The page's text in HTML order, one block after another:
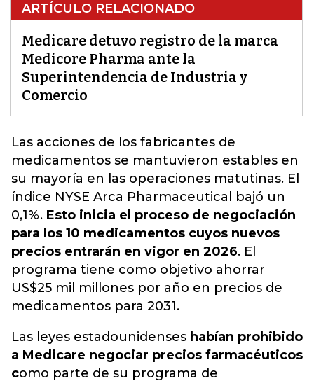
ARTÍCULO RELACIONADO
Medicare detuvo registro de la marca
Medicore Pharma ante la
Superintendencia de Industria y
Comercio
Las acciones de los fabricantes de
medicamentos se mantuvieron estables en
su mayoría en las operaciones matutinas. El
índice NYSE Arca Pharmaceutical bajó un
0,1%. Esto inicia el proceso de negociación
para los 10 medicamentos cuyos nuevos
precios entrarán en vigor en 2026. El
programa tiene como objetivo ahorrar
US$25 mil millones por año en precios de
medicamentos para 2031.
Las leyes estadounidenses habían prohibido
a Medicare negociar precios farmacéuticos
como parte de su programa de